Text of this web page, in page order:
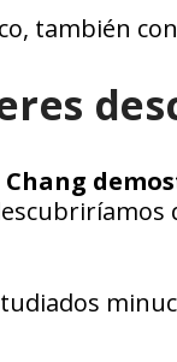
también
Chang